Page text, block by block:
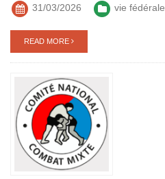
31/03/2026 vie fédérale
READ MORE